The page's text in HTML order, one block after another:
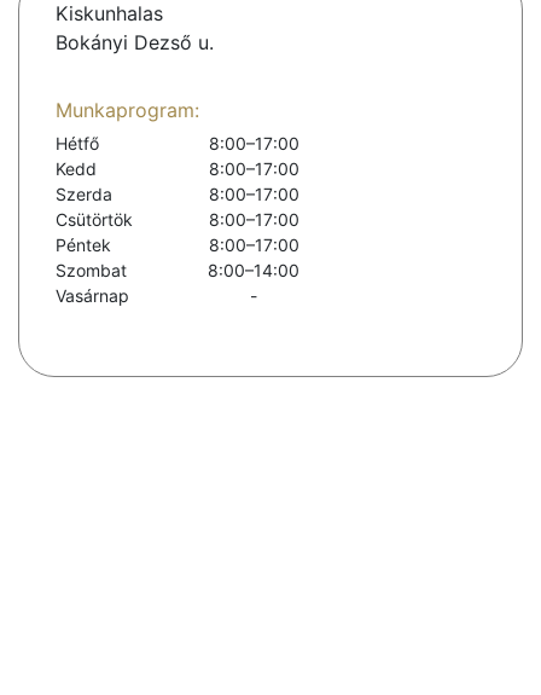
Kiskunhalas
Bokányi Dezső u.
Munkaprogram:
Hétfő
8:00–17:00
Kedd
8:00–17:00
Szerda
8:00–17:00
Csütörtök
8:00–17:00
Péntek
8:00–17:00
Szombat
8:00–14:00
Vasárnap
-